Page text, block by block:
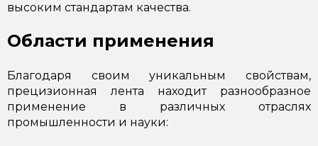
высоким стандартам качества.
Области применения
Благодаря своим уникальным свойствам,
прецизионная лента находит разнообразное
применение в различных отраслях
промышленности и науки: